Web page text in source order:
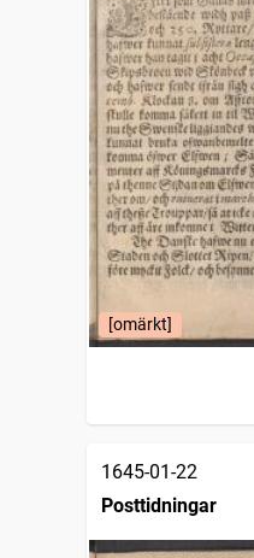
[omärkt]
1645-01-22
Posttidningar